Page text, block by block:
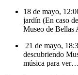
18 de mayo,
jardín (En caso
Museo de Bellas
21 de mayo,
descubriendo
música para